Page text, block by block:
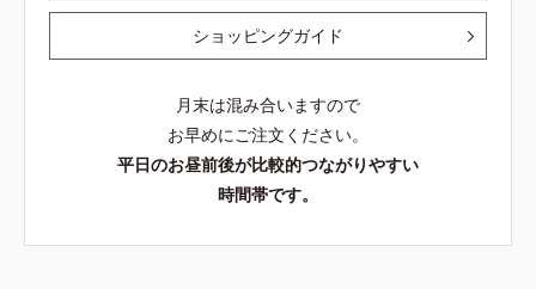
ショッピングガイド
月末は混み合いますので
お早めにご注文ください。
平日のお昼前後が比較的つながりやすい
時間帯です。